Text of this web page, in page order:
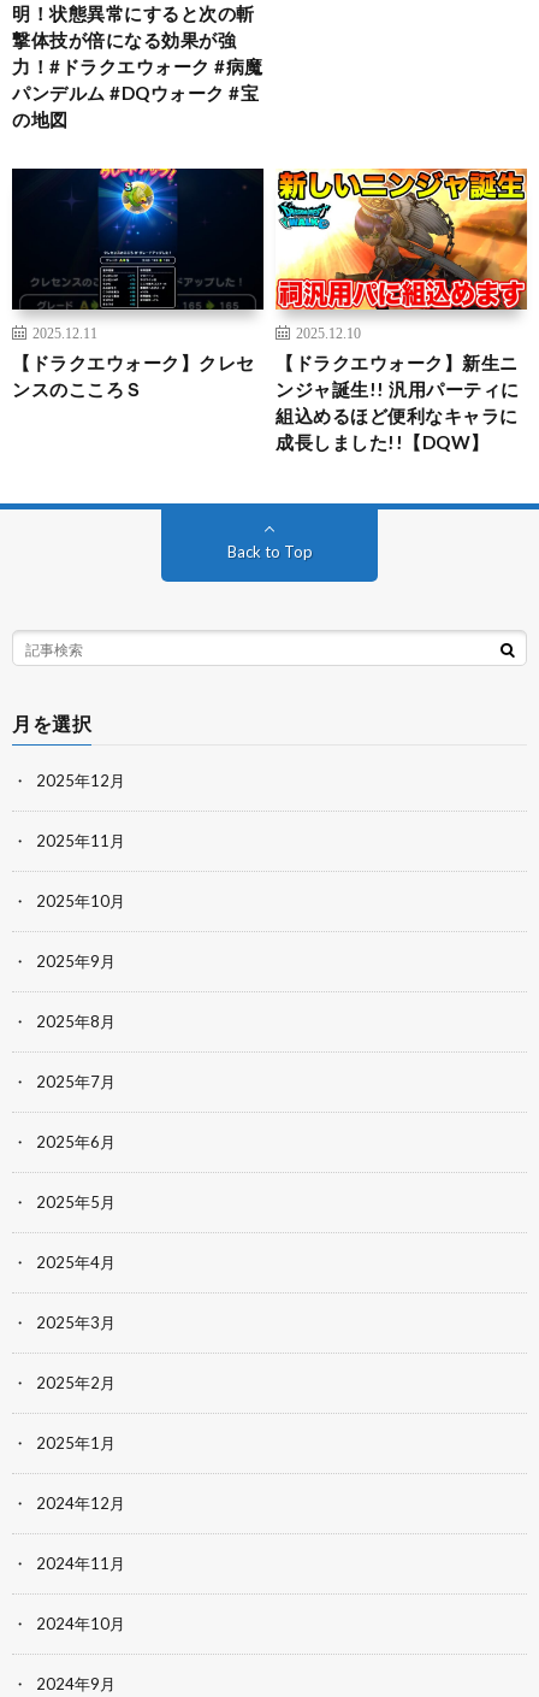
明！状態異常にすると次の斬
撃体技が倍になる効果が強
力！#ドラクエウォーク #病魔
パンデルム #DQウォーク #宝
の地図
2025.12.11
【ドラクエウォーク】クレセ
ンスのこころＳ
2025.12.10
【ドラクエウォーク】新生ニ
ンジャ誕生!! 汎用パーティに
組込めるほど便利なキャラに
成長しました!!【DQW】
Back to Top
月を選択
2025年12月
2025年11月
2025年10月
2025年9月
2025年8月
2025年7月
2025年6月
2025年5月
2025年4月
2025年3月
2025年2月
2025年1月
2024年12月
2024年11月
2024年10月
2024年9月